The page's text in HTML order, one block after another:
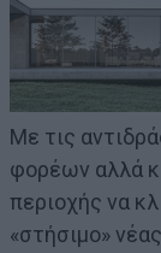
Με τις
φορέων αλλά
περιοχής να
«στήσιμο»